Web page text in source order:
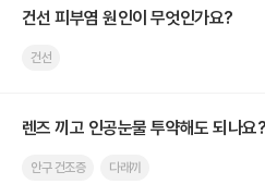
건선 피부염 원인이 무엇인가요?
건선
렌즈 끼고 인공눈물 투약해도 되나요?
안구 건조증 다래끼